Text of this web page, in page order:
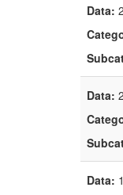
Data:
Data:
Data: